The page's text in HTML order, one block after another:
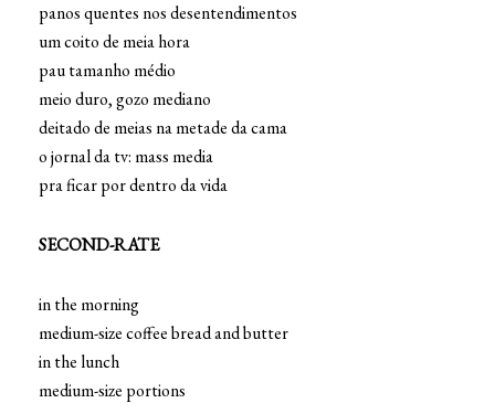
panos quentes nos desentendimentos
um coito de meia hora
pau tamanho médio
meio duro, gozo mediano
deitado de meias na metade da cama
o jornal da tv: mass media
pra ficar por dentro da vida
SECOND-RATE
in the morning
medium-size coffee bread and butter
in the lunch
medium-size portions